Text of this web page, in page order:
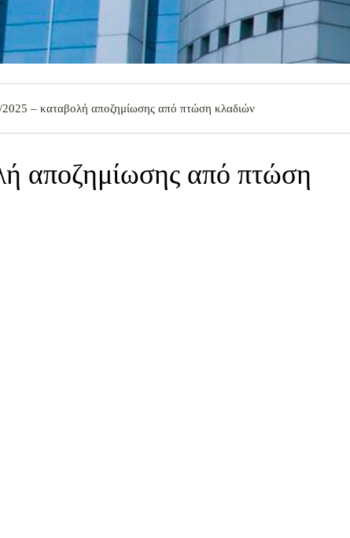
– καταβολή αποζημίωσης από πτώση κλαδιών
αποζημίωσης από πτώση